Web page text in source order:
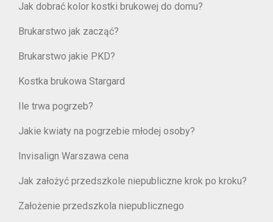
Jak dobrać kolor kostki brukowej do domu?
Brukarstwo jak zacząć?
Brukarstwo jakie PKD?
Kostka brukowa Stargard
Ile trwa pogrzeb?
Jakie kwiaty na pogrzebie młodej osoby?
Invisalign Warszawa cena
Jak założyć przedszkole niepubliczne krok po kroku?
Założenie przedszkola niepublicznego